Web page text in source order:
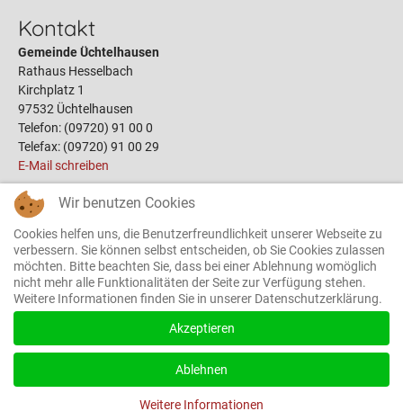
Kontakt
Gemeinde Üchtelhausen
Rathaus Hesselbach
Kirchplatz 1
97532 Üchtelhausen
Telefon: (09720) 91 00 0
Telefax: (09720) 91 00 29
E-Mail schreiben
Links
Öffnungszeiten
Terminbuchung
Bauplätze
Gemeinderat
Ortsrecht
Wir benutzen Cookies
Cookies helfen uns, die Benutzerfreundlichkeit unserer Webseite zu
verbessern. Sie können selbst entscheiden, ob Sie Cookies zulassen
möchten. Bitte beachten Sie, dass bei einer Ablehnung womöglich
nicht mehr alle Funktionalitäten der Seite zur Verfügung stehen.
Weitere Informationen finden Sie in unserer Datenschutzerklärung.
Akzeptieren
Ablehnen
Weitere Informationen